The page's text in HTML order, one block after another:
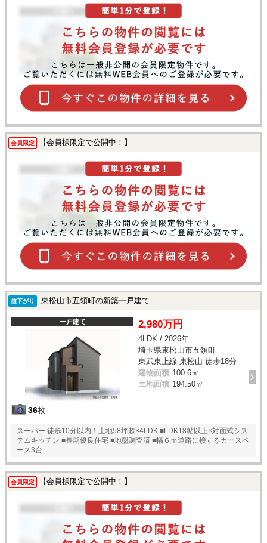
会員限定 【会員様限定で公開中！】
値下がり 東松山市五領町の新築一戸建て
一戸建て
36枚
2,980万円
4LDK / 2026年
埼玉県東松山市五領町
東武東上線 東松山 徒歩18分
建物面積 100.6㎡
土地面積 194.50㎡
スーパー 徒歩10分以内！土地58坪超×4LDK ■LDK18帖以上×対面式シス
テムキッチン ■長期優良住宅 ■地盤調査済 ■幅６ｍ道路に接するカースペ
ース3台
会員限定 【会員様限定で公開中！】